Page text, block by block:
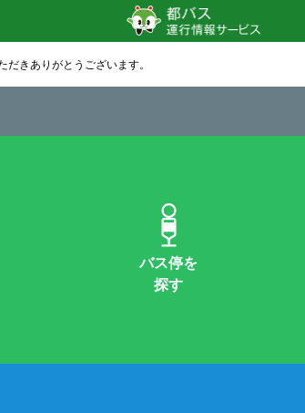
だきありがとうございます。
バス停を
探す